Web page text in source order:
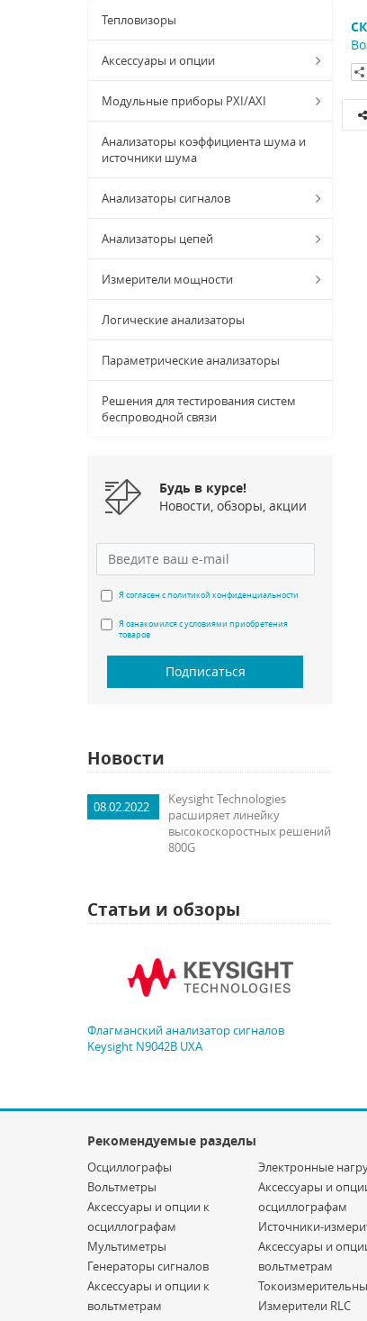
Тепловизоры
Аксессуары и опции
Модульные приборы PXI/AXI
Анализаторы коэффициента шума и
источники шума
Анализаторы сигналов
Анализаторы цепей
Измерители мощности
Логические анализаторы
Параметрические анализаторы
Решения для тестирования систем
беспроводной связи
Будь в курсе!
Новости, обзоры, акции
Я согласен с политикой конфиденциальности
Я ознакомился с условиями приобретения
товаров
Подписаться
Новости
08.02.2022
Keysight Technologies
расширяет линейку
высокоскоростных решений
800G
Статьи и обзоры
Флагманский анализатор сигналов
Keysight N9042B UXA
Рекомендуемые разделы
Осциллографы
Вольтметры
Аксессуары и опции к
осциллографам
Мультиметры
Генераторы сигналов
Аксессуары и опции к
вольтметрам
Электронные
Аксессуары и
осциллографам
Источники-
Аксессуары и
вольтметрам
Измерители RLC